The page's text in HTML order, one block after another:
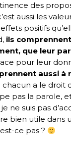
des
aussi les
positifs
ils
que leur
pour leur
aussi à
chacun a le droit
pas la parole,
je ne suis pas
bien utile dans
ce pas ?